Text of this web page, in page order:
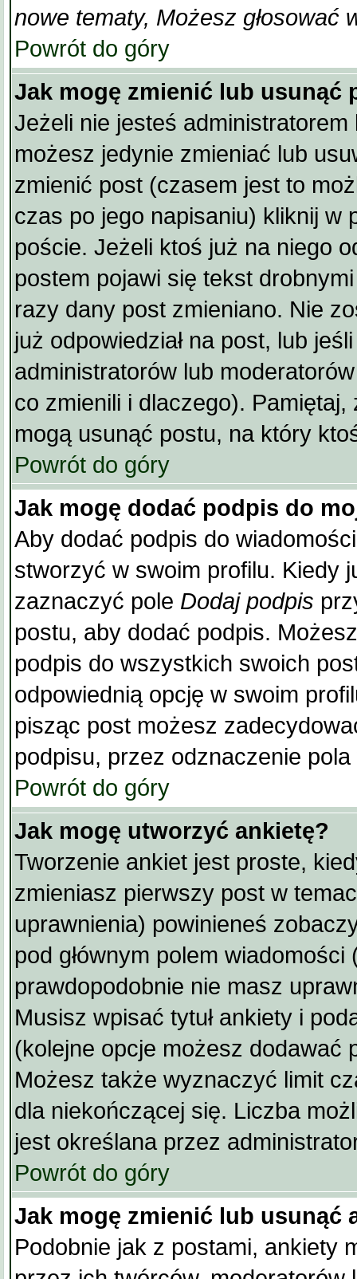
nowe tematy, Możesz głosować
Powrót do góry
Jak mogę zmienić lub usunąć
Jeżeli nie jesteś
możesz jedynie zmieniać lub
zmienić post (czasem jest to
czas po jego napisaniu) kliknij w
poście. Jeżeli ktoś już na niego
postem pojawi się tekst
razy dany post zmieniano. Nie
już odpowiedział na post, lub
administratorów lub
co zmienili i dlaczego).
mogą usunąć postu, na który
Powrót do góry
Jak mogę dodać podpis do
Aby dodać podpis do
stworzyć w swoim profilu. Kiedy
zaznaczyć pole Dodaj podpis
postu, aby dodać podpis.
podpis do wszystkich swoich
odpowiednią opcję w swoim
pisząc post możesz
podpisu, przez odznaczenie
Powrót do góry
Jak mogę utworzyć ankietę?
Tworzenie ankiet jest proste,
zmieniasz pierwszy post w
uprawnienia) powinieneś
pod głównym polem
prawdopodobnie nie masz
Musisz wpisać tytuł ankiety i
(kolejne opcje możesz dodawać
Możesz także wyznaczyć limit
dla niekończącej się. Liczba
jest określana przez
Powrót do góry
Jak mogę zmienić lub usunąć
Podobnie jak z postami, ankiety